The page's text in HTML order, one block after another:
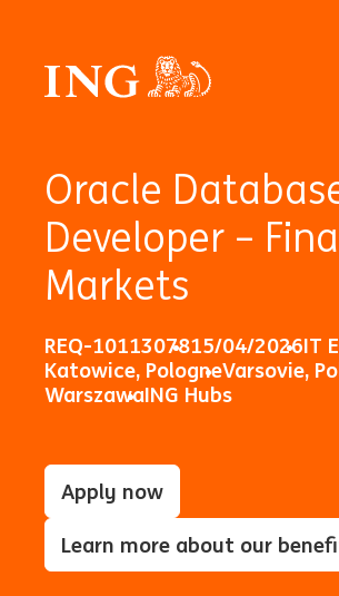
Oracle
Developer –
Markets
REQ-1011307815/04/2026IT
Katowice, PologneVarsovie,
WarszawaING Hubs
Apply now
Learn more about our